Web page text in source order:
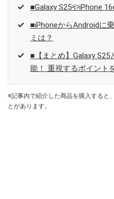
■Galaxy S25やiPhone
■iPhoneからAndroidに
ミは？
■【まとめ】Galaxy
能！ 重視するポイント
※記事内で紹介した商品を購入すると
とがあります。